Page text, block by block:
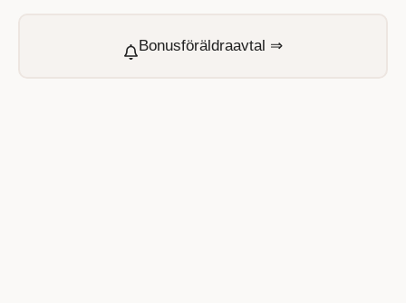
Bonusföräldraavtal ⇒